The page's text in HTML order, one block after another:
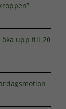
öka upp till 20